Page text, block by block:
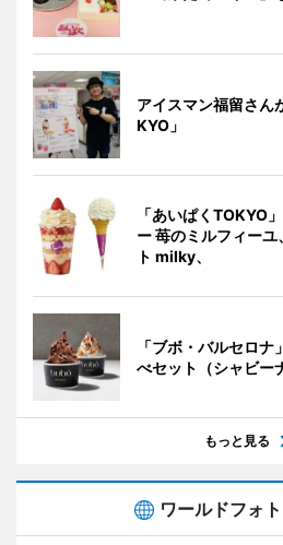
アイスマン福留さん
KYO」
「あいぱくTOKYO
ー 苺のミルフィー
ト milky、
「ブボ・バルセロ
べセット（シャビー
もっと見る
ワールドフォ